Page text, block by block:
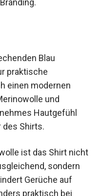
auf Brusthöhe –
Blau
praktische
einen modernen
und
Hautgefühl
ist das Shirt